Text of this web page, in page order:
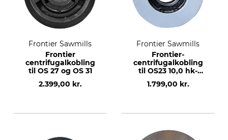
Frontier Sawmills
Frontier
centrifugalkobling
til OS 27 og OS 31
2.399,00 kr.
Frontier Sawmills
Frontier-
centrifugalkobling
til OS23 10,0 hk-
1.799,00 kr.